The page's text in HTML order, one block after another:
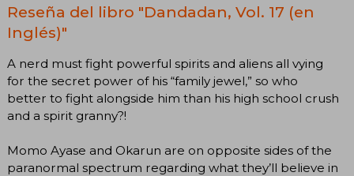
Reseña del libro "Dandadan, Vol. 17 (en
Inglés)"
A nerd must fight powerful spirits and aliens all vying
for the secret power of his “family jewel,” so who
better to fight alongside him than his high school crush
and a spirit granny?!
Momo Ayase and Okarun are on opposite sides of the
paranormal spectrum regarding what they’ll believe in